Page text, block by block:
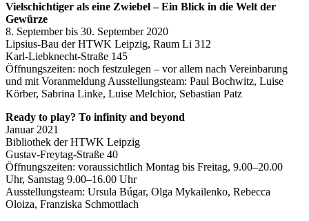
Vielschichtiger als eine Zwiebel – Ein Blick in die Welt der
Gewürze
8. September bis 30. September 2020
Lipsius-Bau der HTWK Leipzig, Raum Li 312
Karl-Liebknecht-Straße 145
Öffnungszeiten: noch festzulegen – vor allem nach Vereinbarung
und mit Voranmeldung Ausstellungsteam: Paul Bochwitz, Luise
Körber, Sabrina Linke, Luise Melchior, Sebastian Patz
Ready to play? To infinity and beyond
Januar 2021
Bibliothek der HTWK Leipzig
Gustav-Freytag-Straße 40
Öffnungszeiten: voraussichtlich Montag bis Freitag, 9.00–20.00
Uhr, Samstag 9.00–16.00 Uhr
Ausstellungsteam: Ursula Búgar, Olga Mykailenko, Rebecca
Oloiza, Franziska Schmottlach